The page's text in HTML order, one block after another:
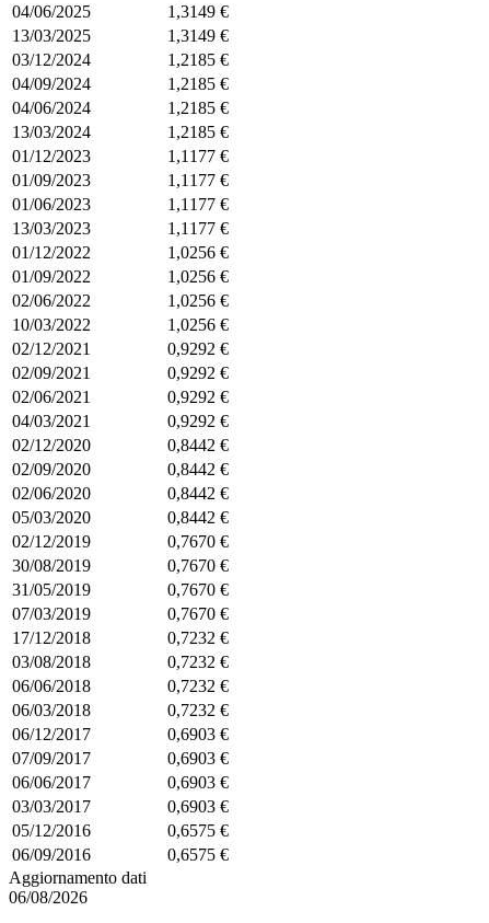
04/06/2025
1,3149 €
13/03/2025
1,3149 €
03/12/2024
1,2185 €
04/09/2024
1,2185 €
04/06/2024
1,2185 €
13/03/2024
1,2185 €
01/12/2023
1,1177 €
01/09/2023
1,1177 €
01/06/2023
1,1177 €
13/03/2023
1,1177 €
01/12/2022
1,0256 €
01/09/2022
1,0256 €
02/06/2022
1,0256 €
10/03/2022
1,0256 €
02/12/2021
0,9292 €
02/09/2021
0,9292 €
02/06/2021
0,9292 €
04/03/2021
0,9292 €
02/12/2020
0,8442 €
02/09/2020
0,8442 €
02/06/2020
0,8442 €
05/03/2020
0,8442 €
02/12/2019
0,7670 €
30/08/2019
0,7670 €
31/05/2019
0,7670 €
07/03/2019
0,7670 €
17/12/2018
0,7232 €
03/08/2018
0,7232 €
06/06/2018
0,7232 €
06/03/2018
0,7232 €
06/12/2017
0,6903 €
07/09/2017
0,6903 €
06/06/2017
0,6903 €
03/03/2017
0,6903 €
05/12/2016
0,6575 €
06/09/2016
0,6575 €
Aggiornamento dati
06/08/2026